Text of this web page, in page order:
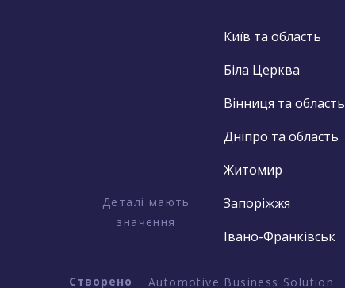
Деталі мають
значення
Київ та область
Біла Церква
Вінниця та область
Дніпро та область
Житомир
Запоріжжя
Івано-Франківськ
Створено Automotive Business Solution